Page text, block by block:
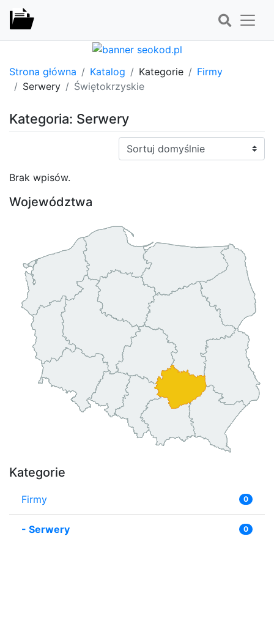
Strona główna Katalog Kategorie
Firmy
Serwery
Świętokrzyskie
Kategoria: Serwery
Sortuj:
Brak wpisów.
Województwa
Kategorie
Firmy 0
- Serwery 0